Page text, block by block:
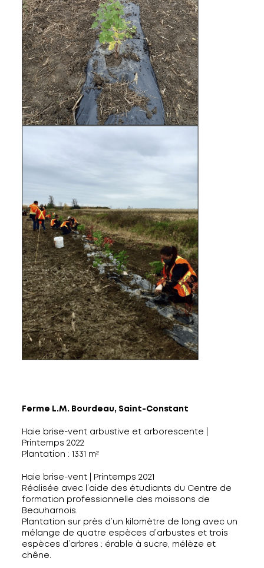
Ferme L.M. Bourdeau, Saint-Constant
Haie brise-vent arbustive et arborescente |
Printemps 2022
Plantation : 1331 m²
Haie brise-vent | Printemps 2021
Réalisée avec l’aide des étudiants du Centre de
formation professionnelle des moissons de
Beauharnois.
Plantation sur près d’un kilomètre de long avec un
mélange de quatre espèces d’arbustes et trois
espèces d’arbres : érable à sucre, mélèze et
chêne.